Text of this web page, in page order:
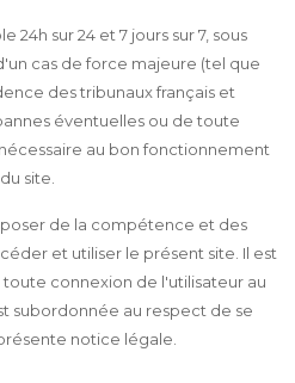
24h sur 24 et 7 jours sur 7, sous
cas de force majeure (tel que
des tribunaux français et
éventuelles ou de toute
au bon fonctionnement
du site.
de la compétence et des
et utiliser le présent site. Il est
connexion de l'utilisateur au
subordonnée au respect de se
notice légale.